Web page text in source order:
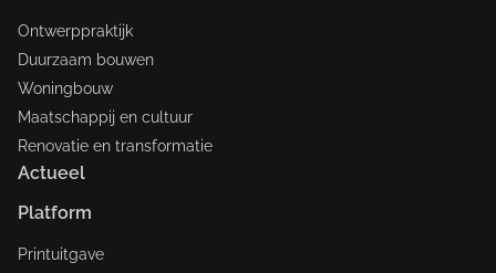
Ontwerppraktijk
Duurzaam bouwen
Woningbouw
Maatschappij en cultuur
Renovatie en transformatie
Actueel
Platform
Printuitgave